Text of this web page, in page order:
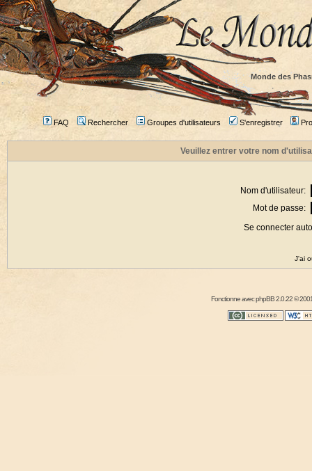
Monde des
FAQ Rechercher Groupes d'utilisateurs S'enregistrer
Veuillez entrer votre nom
Nom d'utilisateur:
Mot de passe:
Se connecter
J'ai
Fonctionne avecphpBB2.0.22 ©